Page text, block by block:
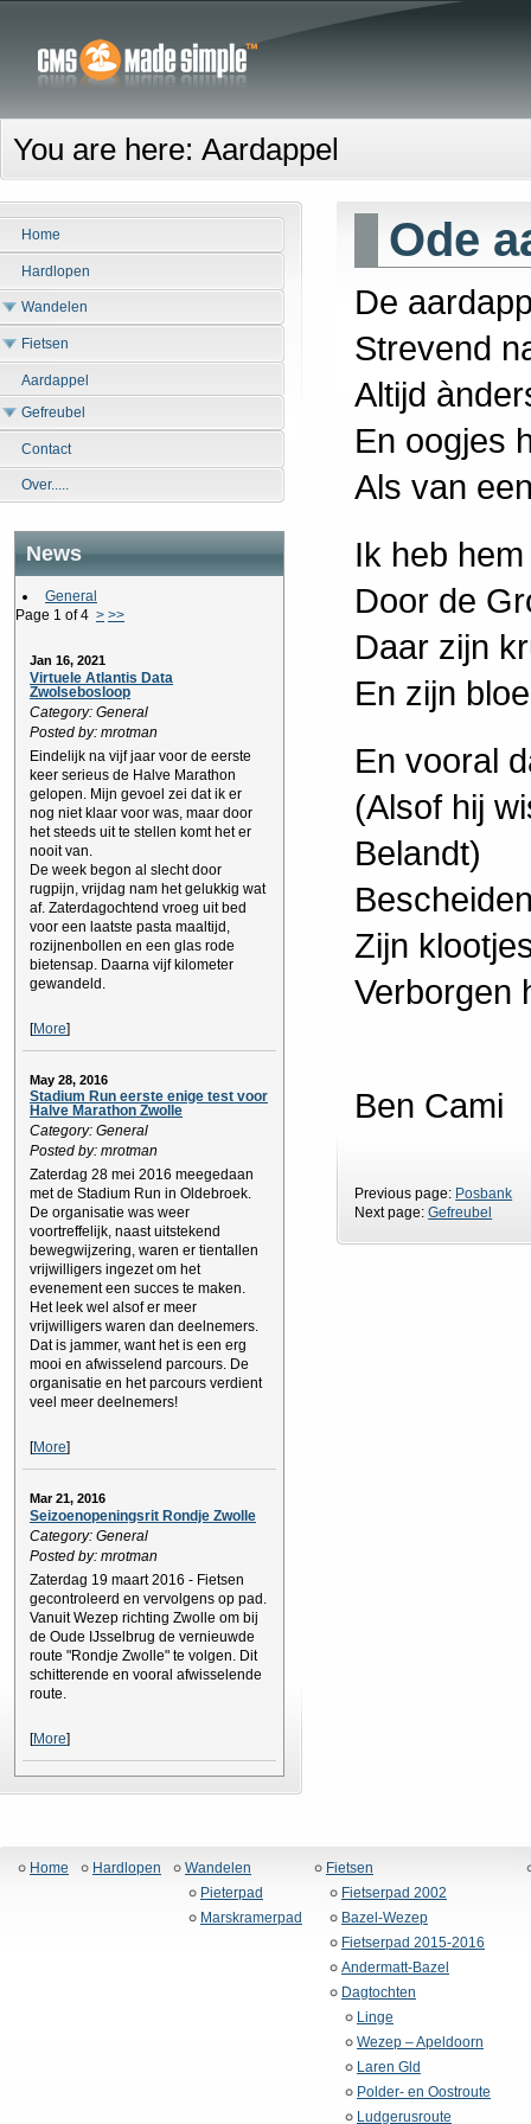
You are here: Aardappel
Home
Hardlopen
Wandelen
Fietsen
Aardappel
Gefreubel
Contact
Over.....
News
General
Page 1 of 4 > >>
Jan 16, 2021
Virtuele Atlantis Data
Zwolsebosloop
Category: General
Posted by: mrotman
Eindelijk na vijf jaar voor de eerste
keer serieus de Halve Marathon
gelopen. Mijn gevoel zei dat ik er
nog niet klaar voor was, maar door
het steeds uit te stellen komt het er
nooit van.
De week begon al slecht door
rugpijn, vrijdag nam het gelukkig wat
af. Zaterdagochtend vroeg uit bed
voor een laatste pasta maaltijd,
rozijnenbollen en een glas rode
bietensap. Daarna vijf kilometer
gewandeld.
[More]
May 28, 2016
Stadium Run eerste enige test voor
Halve Marathon Zwolle
Category: General
Posted by: mrotman
Zaterdag 28 mei 2016 meegedaan
met de Stadium Run in Oldebroek.
De organisatie was weer
voortreffelijk, naast uitstekend
bewegwijzering, waren er tientallen
vrijwilligers ingezet om het
evenement een succes te maken.
Het leek wel alsof er meer
vrijwilligers waren dan deelnemers.
Dat is jammer, want het is een erg
mooi en afwisselend parcours. De
organisatie en het parcours verdient
veel meer deelnemers!
[More]
Mar 21, 2016
Seizoenopeningsrit Rondje Zwolle
Category: General
Posted by: mrotman
Zaterdag 19 maart 2016 - Fietsen
gecontroleerd en vervolgens op pad.
Vanuit Wezep richting Zwolle om bij
de Oude IJsselbrug de vernieuwde
route "Rondje Zwolle" te volgen. Dit
schitterende en vooral afwisselende
route.
[More]
Ode
De
Strevend
Altijd
En oogjes
Als van
Ik heb
Door de
Daar zijn
En zijn
En vooral
(Alsof hij
Belandt)
Zijn
Verborgen
Ben Cami
Previous page: Posbank
Next page:Gefreubel
Home Hardlopen
Wandelen
Pieterpad
Marskramerpad
Fietsen
Fietserpad 2002
Bazel-Wezep
Fietserpad 2015-2016
Andermatt-Bazel
Dagtochten
Linge
Wezep – Apeldoorn
Laren Gld
Polder- en Oostroute
Ludgerusroute